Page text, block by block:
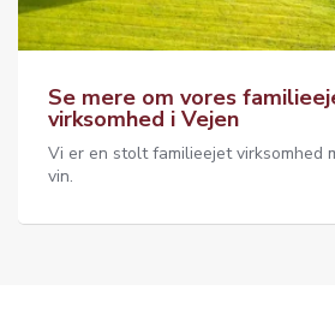
Se mere om vores
virksomhed i Vejen
Vi er en stolt familieejet virksomhed
vin.